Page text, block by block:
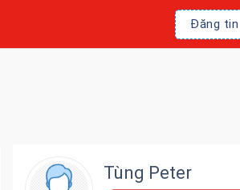
Đăng tin
Tùng Peter